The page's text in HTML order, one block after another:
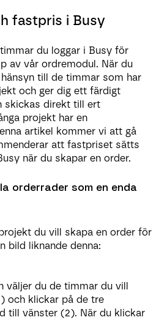
fastpris i Busy
du loggar i Busy för
av vår ordremodul. När du
till de timmar som har
och ger dig ett färdigt
skickas direkt till ert
projekt har en
artikel kommer vi att gå
att fastpriset sätts
när du skapar en order.
orderrader som en enda
du vill skapa en order för
bild liknande denna:
väljer du de timmar du vill
och klickar på de tre
till vänster (2). När du klickar